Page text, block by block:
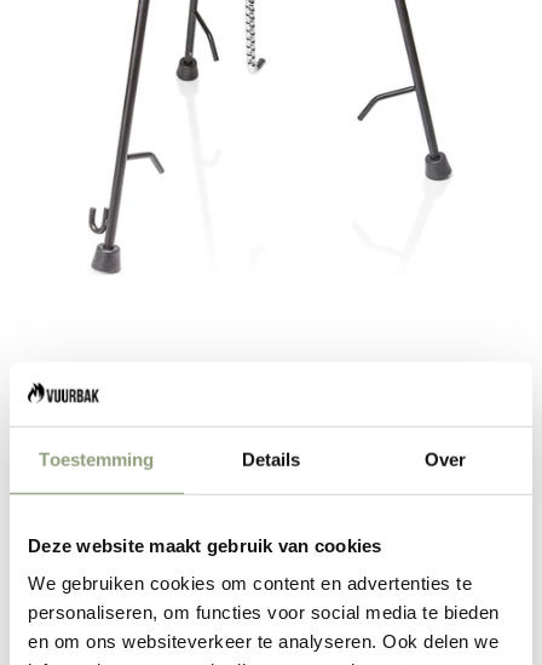
Toestemming Details Over
Deze website maakt gebruik van cookies
We gebruiken cookies om content en advertenties te
personaliseren, om functies voor social media te bieden
en om ons websiteverkeer te analyseren. Ook delen we
Petromax Dutch Oven Lid Holder
Sale price
€38,66Regular price
€42,95
SOLD OUT
The lid holder 'pro-ft' grips the lid of your do and only lets